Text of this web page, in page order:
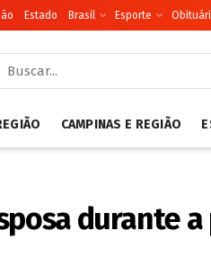
Estado Brasil Esporte
CAMPINAS E REGIÃO
durante